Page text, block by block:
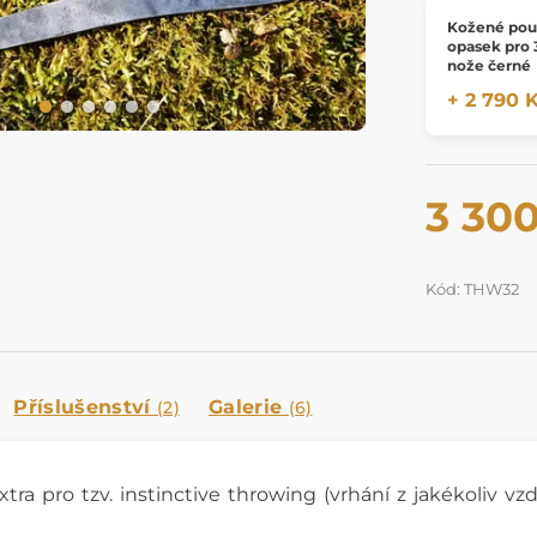
Kožené
opasek pro
nože černé
+ 2 790
3
Kód: THW32
Příslušenství (2) Galerie (6)
pro tzv. instinctive throwing (vrhání z jakékoliv